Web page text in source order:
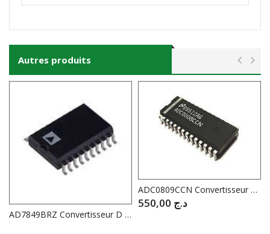
Autres produits
AD7849BRZ Convertisseur D / A 16 bit serie
ADC0809CCN Convertisseur A / D 8 bits
د.ج